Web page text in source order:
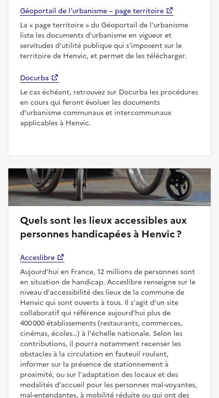
Géoportail de l’urbanisme – page territoire
La
page territoire
du Géoportail de l’urbanisme
liste les documents d’urbanisme en vigueur et
servitudes d’utilité publique qui s’imposent sur le
territoire de Henvic, et permet de les télécharger.
Docurba
Le cas échéant, retrouvez sur Docurba les procédures
en cours qui feront évoluer les documents
d'urbanisme communaux et intercommunaux
applicables à Henvic.
Quels sont les lieux accessibles aux
personnes handicapées à Henvic ?
Acceslibre
Aujourd'hui en France, 12 millions de personnes sont
en situation de handicap. Acceslibre renseigne sur le
niveau d'accessibilité des lieux de la commune de
Henvic qui sont ouverts à tous. Il s'agit d'un site
collaboratif qui référence aujourd'hui plus de
400 000 établissements (restaurants, commerces,
cinémas, écoles…) à l'échelle nationale. Selon les
contributions, il pourra notamment recenser les
obstacles à la circulation en fauteuil roulant,
informer sur la présence de stationnement à
proximité, ou sur l'adaptation des locaux et des
modalités d'accueil pour les personnes mal-voyantes,
mal-entendantes, à mobilité réduite ou qui ont des